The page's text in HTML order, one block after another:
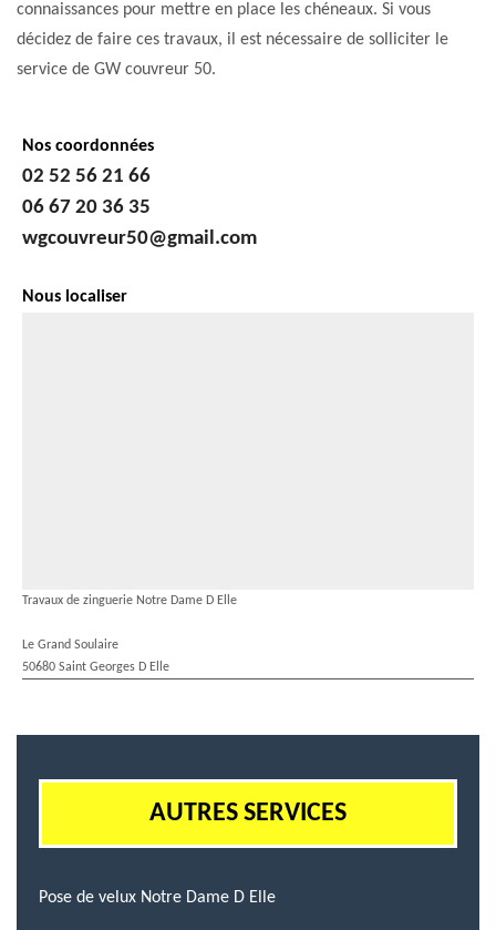
connaissances pour mettre en place les chéneaux. Si vous
décidez de faire ces travaux, il est nécessaire de solliciter le
service de GW couvreur 50.
Nos coordonnées
02 52 56 21 66
06 67 20 36 35
wgcouvreur50@gmail.com
Nous localiser
Travaux de zinguerie Notre Dame D Elle
Le Grand Soulaire
50680 Saint Georges D Elle
AUTRES SERVICES
Pose de velux Notre Dame D Elle